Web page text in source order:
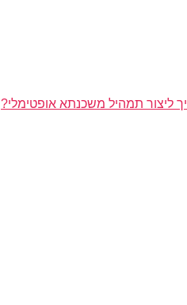
ליצור תמהיל משכנתא אופטימלי?